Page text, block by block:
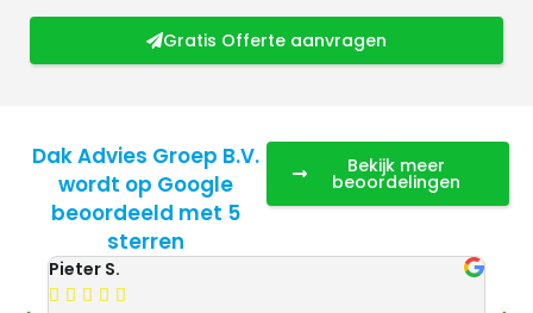
Gratis Offerte aanvragen
Dak Advies Groep B.V.
wordt op Google
beoordeeld met 5
sterren
Bekijk meer
beoordelingen
Pieter S.
    